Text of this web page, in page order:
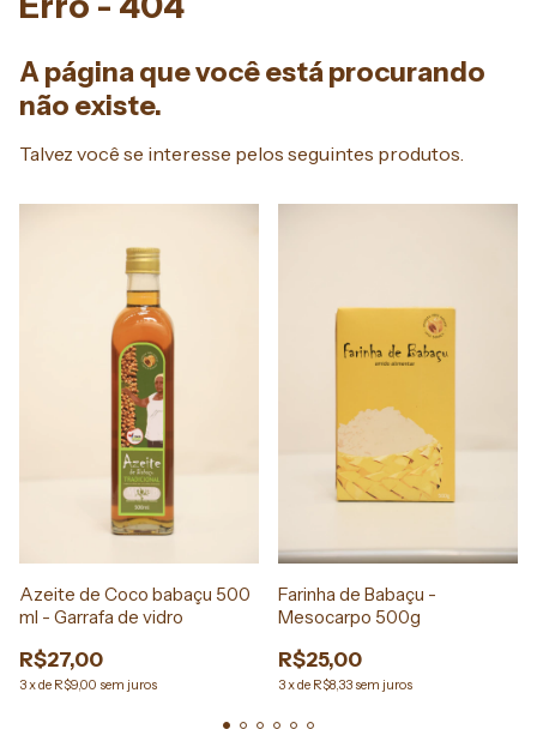
A página que você está procurando
não existe.
Talvez você se interesse pelos seguintes produtos.
Azeite de Coco babaçu 500
ml - Garrafa de vidro
R$27,00
3xde R$9,00 sem juros
Farinha de Babaçu -
Mesocarpo 500g
R$25,00
3xde R$8,33 sem juros